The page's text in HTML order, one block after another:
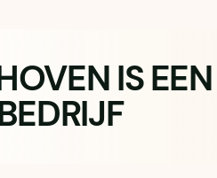
IS